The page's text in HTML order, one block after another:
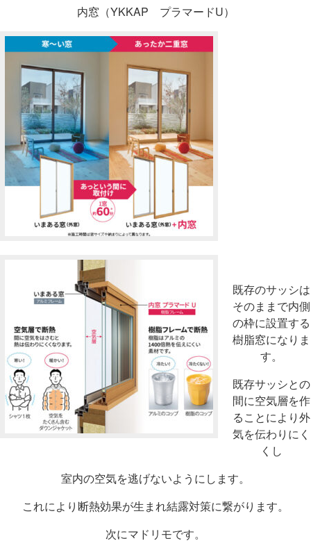
内窓（YKKAP プラマードU）
既存のサッシは
そのままで内側
の枠に設置する
樹脂窓になりま
す。
既存サッシとの
間に空気層を作
ることにより外
気を伝わりにく
くし
室内の空気を逃げないようにします。
これにより断熱効果が生まれ結露対策に繋がります。
次にマドリモです。